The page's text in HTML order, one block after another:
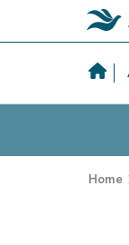
Home